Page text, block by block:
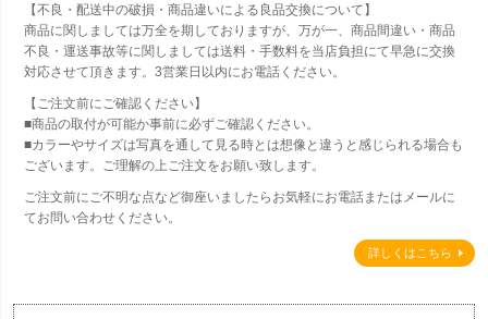
【不良・配送中の破損・商品違いによる良品交換について】
商品に関しましては万全を期しておりますが、万が一、商品間違い・商品
不良・運送事故等に関しましては送料・手数料を当店負担にて早急に交換
対応させて頂きます。3営業日以内にお電話ください。
【ご注文前にご確認ください】
■商品の取付が可能か事前に必ずご確認ください。
■カラーやサイズは写真を通して見る時とは想像と違うと感じられる場合も
ございます。ご理解の上ご注文をお願い致します。
ご注文前にご不明な点など御座いましたらお気軽にお電話またはメールに
てお問い合わせください。
詳しくはこちら